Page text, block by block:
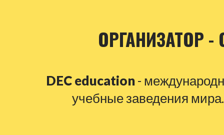
ОРГАНИЗАТОР -
DEC education-
учебные заведения